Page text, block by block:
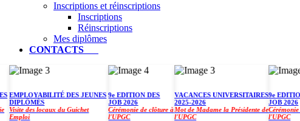
Inscriptions et réinscriptions
Inscriptions
Réinscriptions
Mes diplômes
CONTACTS
DES JEUNES
des locaux du Guichet
9e EDITION DES
JOB 2026
Cérémonie de clôture à
l'UPGC
VACANCES UNIVERSITAIRES
2025-2026
Mot de Madame la Présidente de
l'UPGC
9e EDITION
JOB 2026
Cérémonie de
l'UPGC